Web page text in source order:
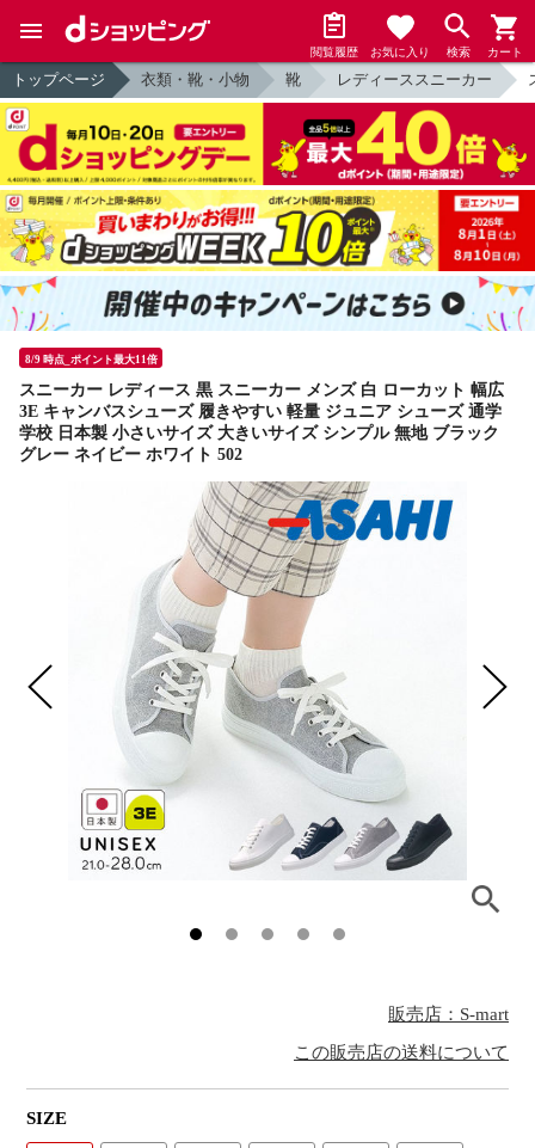
閲覧履歴 お気に入り 検索 カート
トップページ 衣類・靴・小物 靴 レディーススニーカー
8/9 時点_ポイント最大11倍
スニーカー レディース 黒 スニーカー メンズ 白 ローカット 幅広
3E キャンバスシューズ 履きやすい 軽量 ジュニア シューズ 通学
学校 日本製 小さいサイズ 大きいサイズ シンプル 無地 ブラック
グレー ネイビー ホワイト 502
販売店：S-mart
この販売店の送料について
SIZE